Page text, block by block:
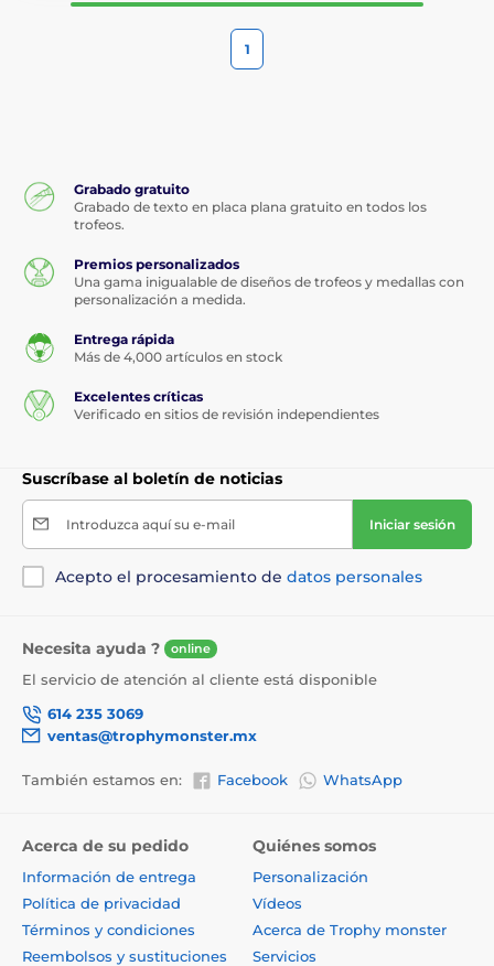
1
Grabado gratuito
Grabado de texto en placa plana gratuito en todos los
trofeos.
Premios personalizados
Una gama inigualable de diseños de trofeos y medallas con
personalización a medida.
Entrega rápida
Más de 4,000 artículos en stock
Excelentes críticas
Verificado en sitios de revisión independientes
Suscríbase al boletín de noticias
Introduzca aquí su e-mail Iniciar sesión
Acepto el procesamiento de datos personales
Necesita ayuda ? online
El servicio de atención al cliente está disponible
614 235 3069
ventas@trophymonster.mx
También estamos en: Facebook WhatsApp
Acerca de su pedido
Información de entrega
Política de privacidad
Términos y condiciones
Reembolsos y sustituciones
Quiénes somos
Personalización
Vídeos
Acerca de Trophy monster
Servicios